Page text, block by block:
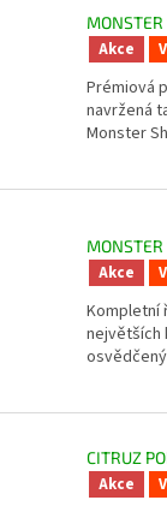
Akce
Prémiová
navržená
Monster
Akce
Kompletní
největších
CITRUZ
Akce